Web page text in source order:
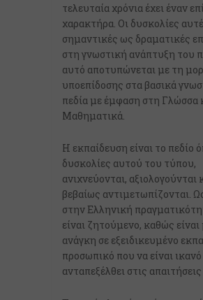
τελευταία χρόνια έχει έναν
χαρακτήρα. Οι δυσκολίες
σημαντικές ως δραματικές
στη γνωστική ανάπτυξη του
αυτό αποτυπώνεται με τη
υποεπίδοσης στα βασικά
πεδία με έμφαση στη Γλώσσα
Μαθηματικά.
Η εκπαίδευση είναι το πεδίο
δυσκολίες αυτού του τύπου,
ανιχνεύονται, αξιολογούνται
βεβαίως αντιμετωπίζονται.
στην Ελληνική
είναι ζητούμενο, καθώς
ανάγκη σε εξειδικευμένο
προσωπικό που να είναι
ανταπεξέλθει στις